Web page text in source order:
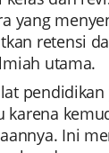
yang
retensi
utama.
karena
Ini